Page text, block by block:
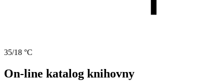
35/18 °C
On-line katalog knihovny